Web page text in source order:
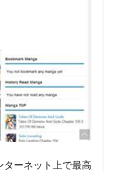
ーネット上で最高